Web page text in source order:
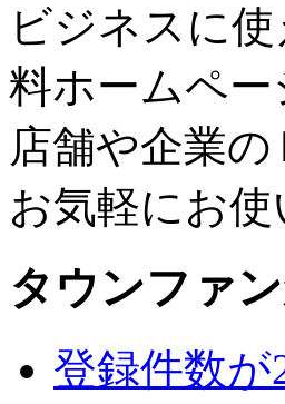
ビジネスに
料ホームペ
店舗や企業
お気軽にお
タウンファ
登録件数